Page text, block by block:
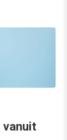
vanuit